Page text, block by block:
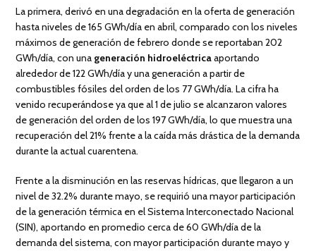
La primera, derivó en una degradación en la oferta de generación
hasta niveles de 165 GWh/día en abril, comparado con los niveles
máximos de generación de febrero donde se reportaban 202
GWh/día, con una generación hidroeléctricaaportando
alrededor de 122 GWh/día y una generación a partir de
combustibles fósiles del orden de los 77 GWh/día. La cifra ha
venido recuperándose ya que al 1 de julio se alcanzaron valores
de generación del orden de los 197 GWh/día, lo que muestra una
recuperación del 21% frente a la caída más drástica de la demanda
durante la actual cuarentena.
Frente a la disminución en las reservas hídricas, que llegaron a un
nivel de 32.2% durante mayo, se requirió una mayor participación
de la generación térmica en el Sistema Interconectado Nacional
(SIN), aportando en promedio cerca de 60 GWh/día de la
demanda del sistema, con mayor participación durante mayo y